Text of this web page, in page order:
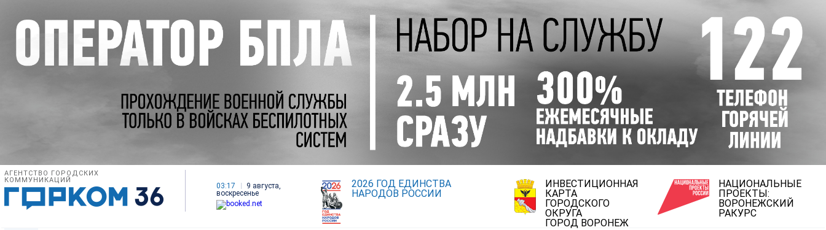
АГЕНТСТВО ГОРОДСКИХ
КОММУНИКАЦИЙ
03:17
9 августа,
воскресенье
2026 ГОД ЕДИНСТВА
НАРОДОВ РОССИИ
ИНВЕСТИЦИОННАЯ
КАРТА
ГОРОДСКОГО
ОКРУГА
ГОРОД ВОРОНЕЖ
НАЦИОНАЛЬНЫЕ
ПРОЕКТЫ:
ВОРОНЕЖСКИЙ
РАКУРС